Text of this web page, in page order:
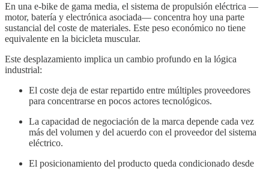
En una e-bike de gama media, el sistema de propulsión eléctrica —
motor, batería y electrónica asociada— concentra hoy una parte
sustancial del coste de materiales. Este peso económico no tiene
equivalente en la bicicleta muscular.
Este desplazamiento implica un cambio profundo en la lógica
industrial:
El coste deja de estar repartido entre múltiples proveedores
para concentrarse en pocos actores tecnológicos.
La capacidad de negociación de la marca depende cada vez
más del volumen y del acuerdo con el proveedor del sistema
eléctrico.
El posicionamiento del producto queda condicionado desde